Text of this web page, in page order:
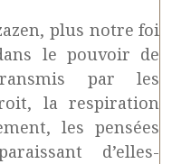
plus notre foi
le pouvoir de
par les
la respiration
les pensées
d’elles-